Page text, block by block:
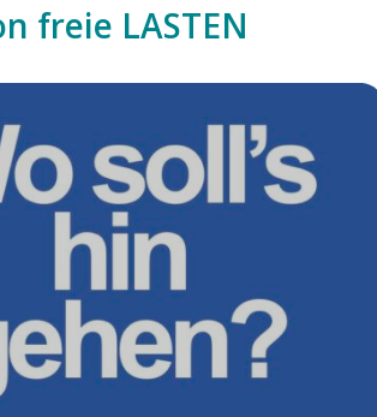
freie LASTEN